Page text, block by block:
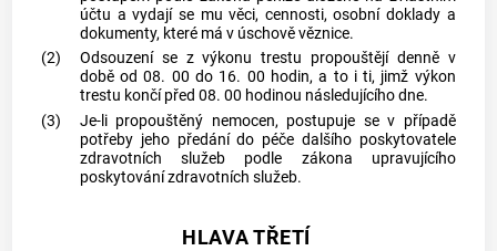
účtu a vydají se mu věci, cennosti, osobní doklady a
dokumenty, které má v úschově věznice.
(2)
Odsouzení se z výkonu trestu propouštějí denně v
době od 08. 00 do 16. 00 hodin, a to i ti, jimž výkon
trestu končí před 08. 00 hodinou následujícího dne.
(3)
Je-li propouštěný nemocen, postupuje se v případě
potřeby jeho předání do péče dalšího poskytovatele
zdravotních služeb podle zákona upravujícího
poskytování zdravotních služeb.
HLAVA TŘETÍ